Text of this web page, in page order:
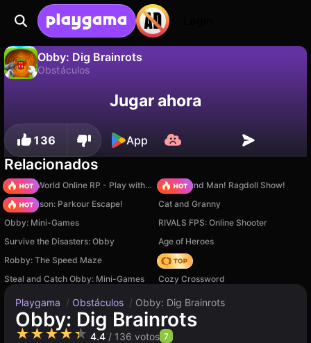
Obby: Dig Brainrots
Obstáculos
¡Guarda el progreso!Jugar ahora
136 App
Relacionados
Sprunki World Online RP - Play with Friends!
Playground Man! Ragdoll Show!
Barry Prison: Parkour Escape!
Cat and Granny
Obby: Mini-Games
RIVALS FPS: Online Shooter
Survive the Disasters: Obby
Age of Heroes
Robby: The Speed Maze
Hedgies
Steal and Catch Obby: Mini-Games
Cozy Crossword
Playgama / Obstáculos / Obby: Dig Brainrots
Obby: Dig Brainrots
★★★★★ 4.4 / 136 votos 7